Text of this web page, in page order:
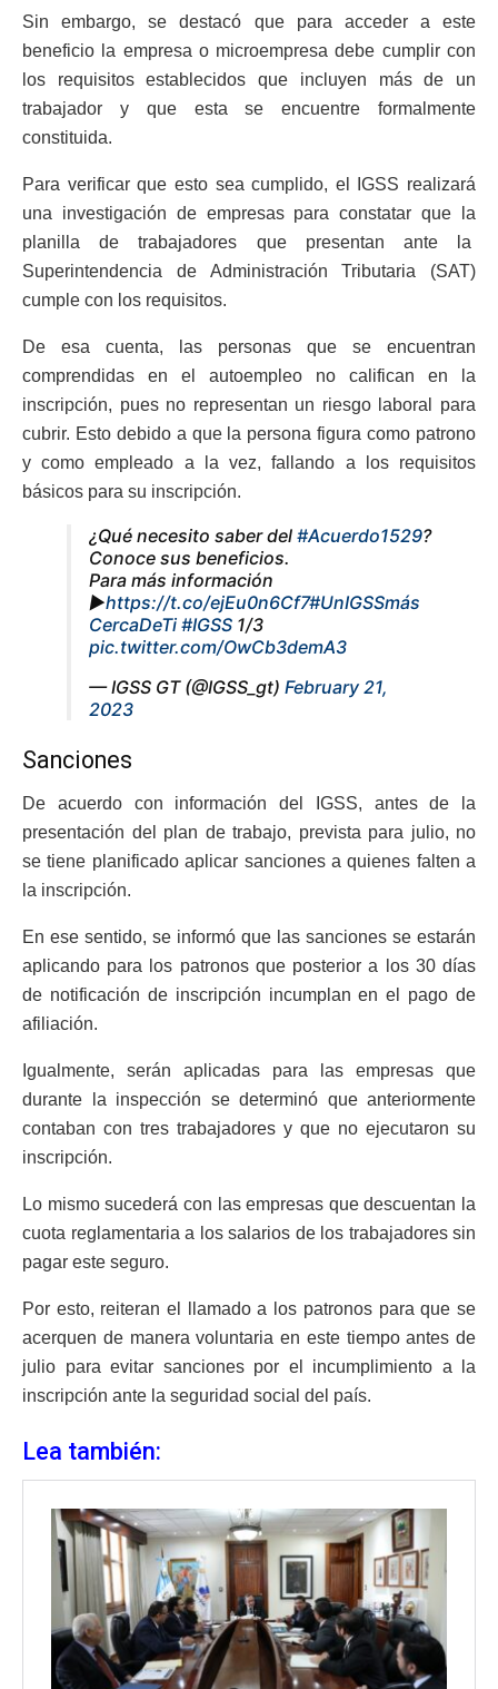
Sin embargo, se destacó que para acceder a este
beneficio la empresa o microempresa debe cumplir con
los requisitos establecidos que incluyen más de un
trabajador y que esta se encuentre formalmente
constituida.
Para verificar que esto sea cumplido, el IGSS realizará
una investigación de empresas para constatar que la
planilla de trabajadores que presentan ante la
Superintendencia de Administración Tributaria (SAT)
cumple con los requisitos.
De esa cuenta, las personas que se encuentran
comprendidas en el autoempleo no califican en la
inscripción, pues no representan un riesgo laboral para
cubrir. Esto debido a que la persona figura como patrono
y como empleado a la vez, fallando a los requisitos
básicos para su inscripción.
¿Qué necesito saber del #Acuerdo1529?
Conoce sus beneficios.
Para más información
►https://t.co/ejEu0n6Cf7#UnIGSSmás
CercaDeTi #IGSS 1/3
pic.twitter.com/OwCb3demA3
— IGSS GT (@IGSS_gt) February 21,
2023
Sanciones
De acuerdo con información del IGSS, antes de la
presentación del plan de trabajo, prevista para julio, no
se tiene planificado aplicar sanciones a quienes falten a
la inscripción.
En ese sentido, se informó que las sanciones se estarán
aplicando para los patronos que posterior a los 30 días
de notificación de inscripción incumplan en el pago de
afiliación.
Igualmente, serán aplicadas para las empresas que
durante la inspección se determinó que anteriormente
contaban con tres trabajadores y que no ejecutaron su
inscripción.
Lo mismo sucederá con las empresas que descuentan la
cuota reglamentaria a los salarios de los trabajadores sin
pagar este seguro.
Por esto, reiteran el llamado a los patronos para que se
acerquen de manera voluntaria en este tiempo antes de
julio para evitar sanciones por el incumplimiento a la
inscripción ante la seguridad social del país.
Lea también: